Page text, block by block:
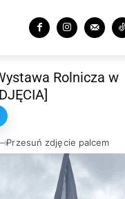
Rolnicza w
Przesuń zdjęcie palcem